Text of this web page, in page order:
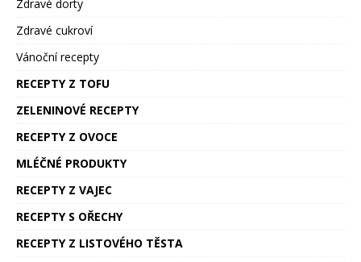
Zdravé dorty
Zdravé cukroví
Vánoční recepty
RECEPTY Z TOFU
ZELENINOVÉ RECEPTY
RECEPTY Z OVOCE
MLÉČNÉ PRODUKTY
RECEPTY Z VAJEC
RECEPTY S OŘECHY
RECEPTY Z LISTOVÉHO TĚSTA